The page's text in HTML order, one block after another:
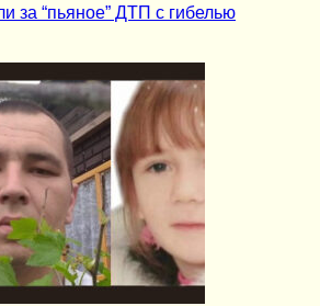
за “пьяное” ДТП с гибелью